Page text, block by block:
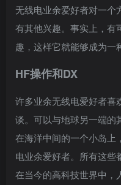
无线电业余爱好者对一个
有其他兴趣。事实上，有
趣，这样它就能够成为一
HF操作和DX
许多业余无线电爱好者喜
谈。可以与地球另一端的
在海洋中间的一个小岛上
电业余爱好者。所有这些
在当今的高科技世界中，